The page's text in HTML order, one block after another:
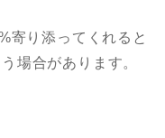
寄り添ってくれると
場合があります。